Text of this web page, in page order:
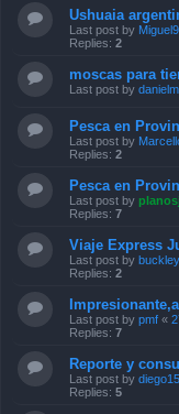
Ushuaia
Last post by
Replies: 2
moscas para
Last post by
Pesca en
Last post by
Replies: 2
Pesca en
Last post by
Replies: 7
Viaje Express
Last post by buckley
Replies: 2
Last post by pmf «
Replies: 7
Reporte y
Last post by diego15
Replies: 5